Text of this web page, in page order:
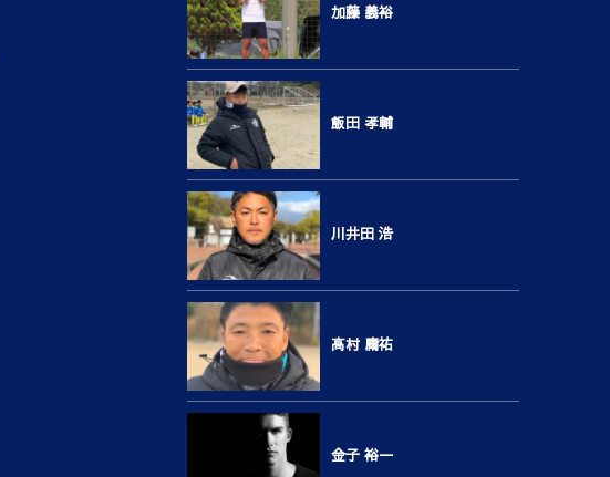
加藤 義裕
飯田 孝輔
川井田 浩
高村 庸祐
金子 裕一